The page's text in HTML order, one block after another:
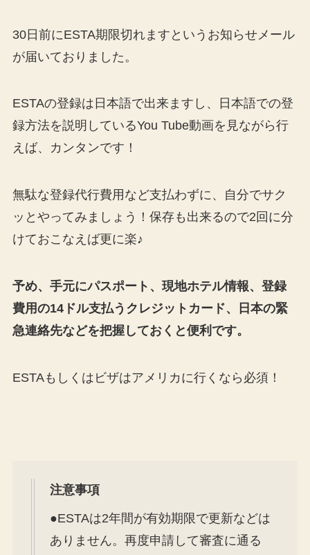
30日前にESTA期限切れますというお知らせメール
が届いておりました。
ESTAの登録は日本語で出来ますし、日本語での登
録方法を説明しているYou Tube動画を見ながら行
えば、カンタンです！
無駄な登録代行費用など支払わずに、自分でサク
ッとやってみましょう！保存も出来るので2回に分
けておこなえば更に楽♪
予め、手元にパスポート、現地ホテル情報、登録
費用の14ドル支払うクレジットカード、日本の緊
急連絡先などを把握しておくと便利です。
ESTAもしくはビザはアメリカに行くなら必須！
注意事項
●ESTAは2年間が有効期限で更新などは
ありません。再度申請して審査に通る